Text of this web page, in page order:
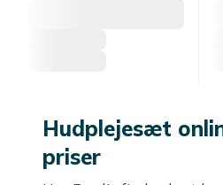
Hudplejesæt
priser